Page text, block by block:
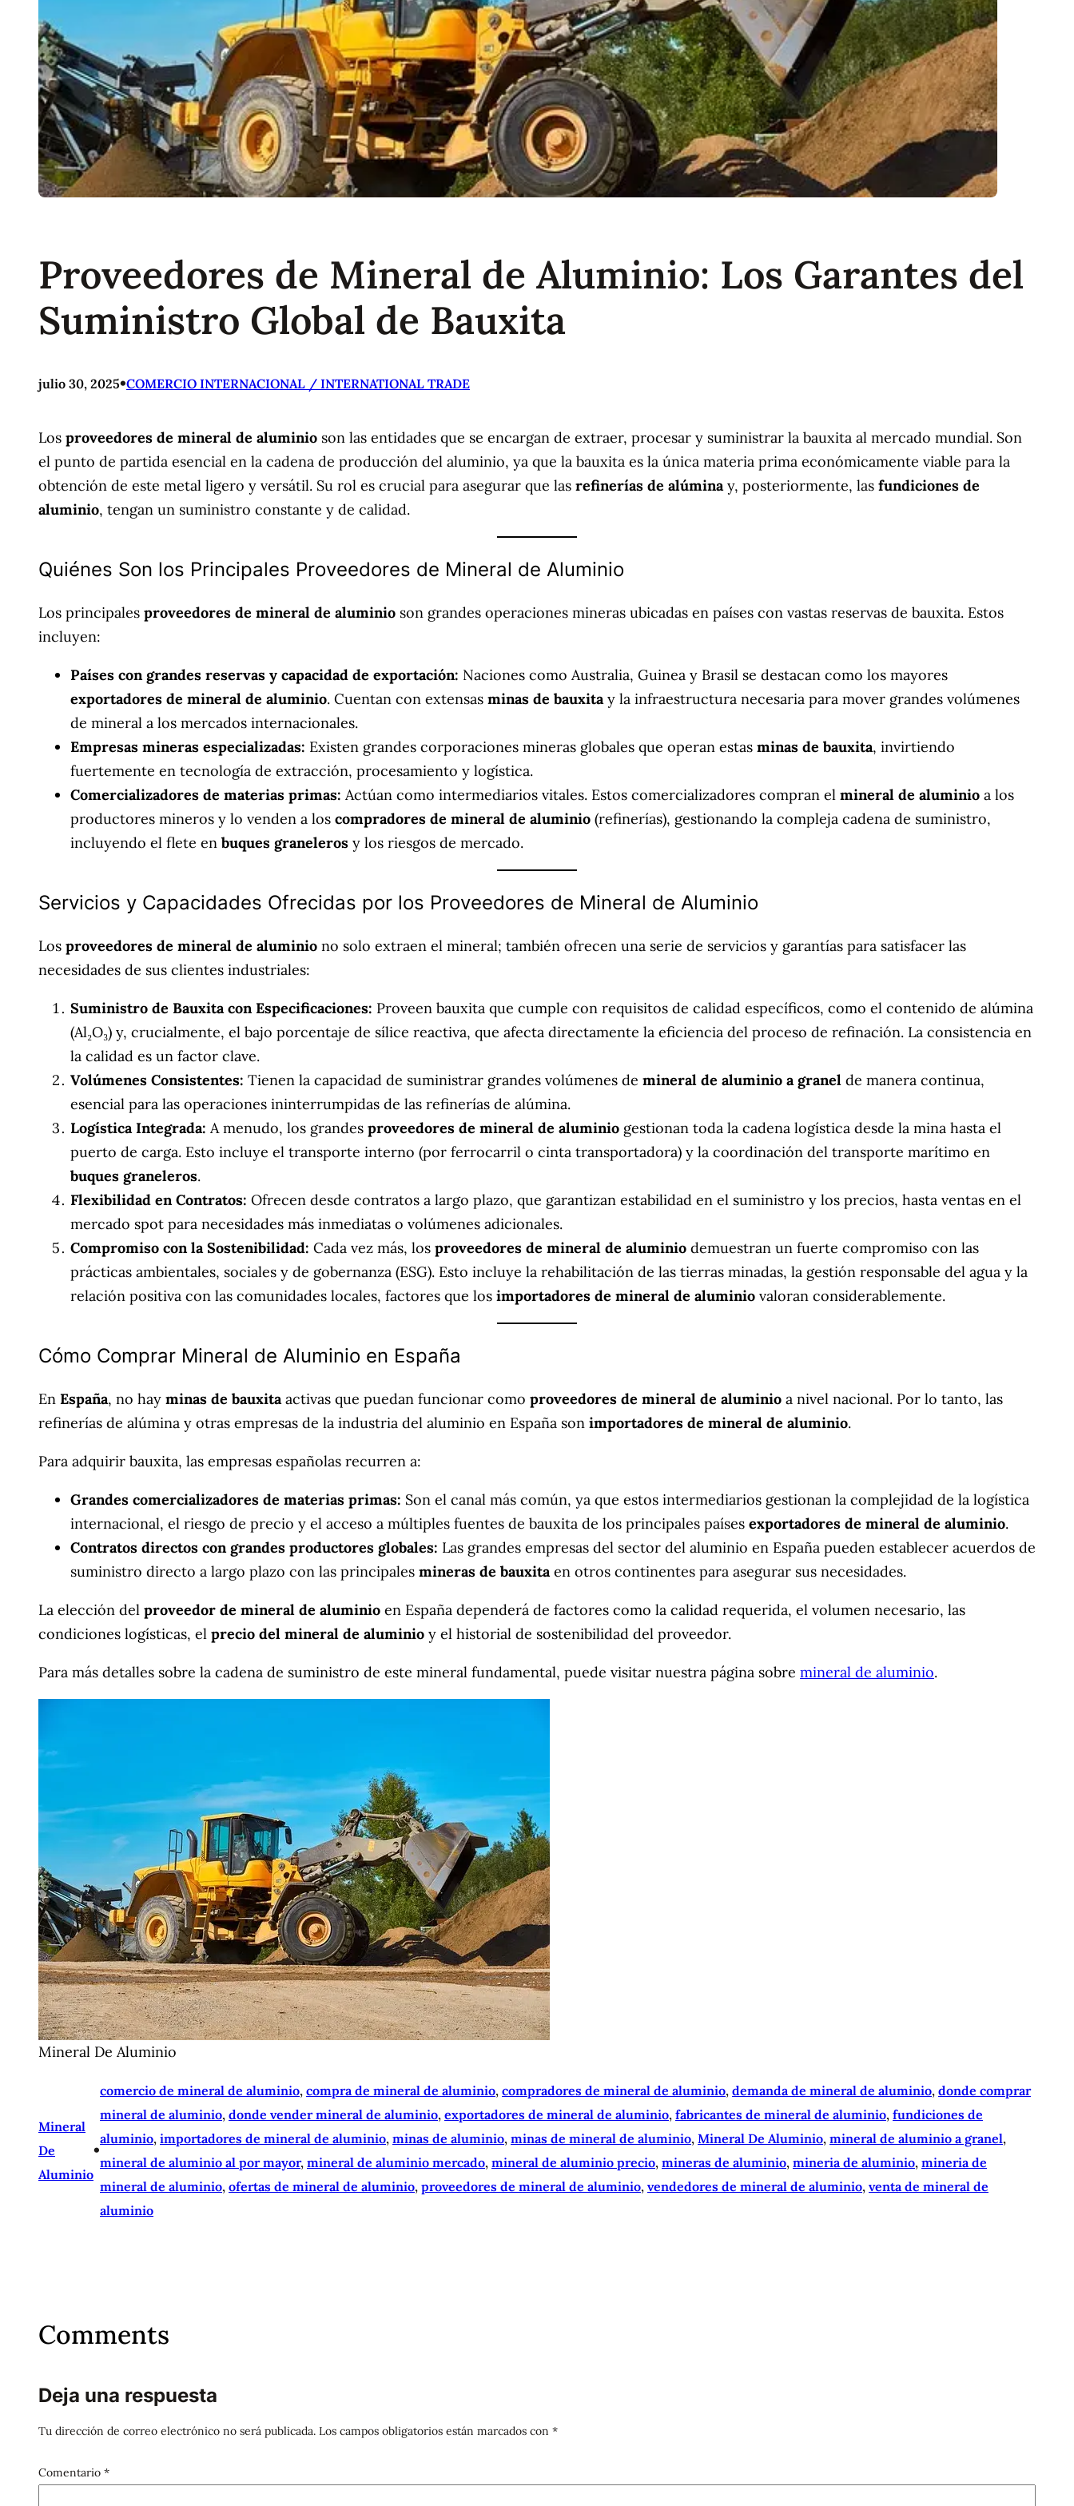
Proveedores de Mineral de Aluminio: Los Garantes del
Suministro Global de Bauxita
julio 30, 2025•COMERCIO INTERNACIONAL / INTERNATIONAL TRADE
Los proveedores de mineral de aluminio son las entidades que se encargan de extraer, procesar y suministrar la bauxita al mercado mundial. Son
el punto de partida esencial en la cadena de producción del aluminio, ya que la bauxita es la única materia prima económicamente viable para la
obtención de este metal ligero y versátil. Su rol es crucial para asegurar que las refinerías de alúminay, posteriormente, las fundiciones de
aluminio, tengan un suministro constante y de calidad.
Quiénes Son los Principales Proveedores de Mineral de Aluminio
Los principales proveedores de mineral de aluminio son grandes operaciones mineras ubicadas en países con vastas reservas de bauxita. Estos
incluyen:
Países con grandes reservas y capacidad de exportación: Naciones como Australia, Guinea y Brasil se destacan como los mayores
exportadores de mineral de aluminio. Cuentan con extensas minas de bauxitay la infraestructura necesaria para mover grandes volúmenes
de mineral a los mercados internacionales.
Empresas mineras especializadas: Existen grandes corporaciones mineras globales que operan estas minas de bauxita, invirtiendo
fuertemente en tecnología de extracción, procesamiento y logística.
Comercializadores de materias primas: Actúan como intermediarios vitales. Estos comercializadores compran el mineral de aluminio a los
productores mineros y lo venden a los compradores de mineral de aluminio (refinerías), gestionando la compleja cadena de suministro,
incluyendo el flete en buques graneleros y los riesgos de mercado.
Servicios y Capacidades Ofrecidas por los Proveedores de Mineral de Aluminio
Los proveedores de mineral de aluminio no solo extraen el mineral; también ofrecen una serie de servicios y garantías para satisfacer las
necesidades de sus clientes industriales:
Suministro de Bauxita con Especificaciones: Proveen bauxita que cumple con requisitos de calidad específicos, como el contenido de alúmina
(Al₂O₃) y, crucialmente, el bajo porcentaje de sílice reactiva, que afecta directamente la eficiencia del proceso de refinación. La consistencia en
la calidad es un factor clave.
Volúmenes Consistentes: Tienen la capacidad de suministrar grandes volúmenes de mineral de aluminio a granel de manera continua,
esencial para las operaciones ininterrumpidas de las refinerías de alúmina.
Logística Integrada: A menudo, los grandes proveedores de mineral de aluminio gestionan toda la cadena logística desde la mina hasta el
puerto de carga. Esto incluye el transporte interno (por ferrocarril o cinta transportadora) y la coordinación del transporte marítimo en
buques graneleros.
Flexibilidad en Contratos: Ofrecen desde contratos a largo plazo, que garantizan estabilidad en el suministro y los precios, hasta ventas en el
mercado spot para necesidades más inmediatas o volúmenes adicionales.
Compromiso con la Sostenibilidad: Cada vez más, los proveedores de mineral de aluminio demuestran un fuerte compromiso con las
prácticas ambientales, sociales y de gobernanza (ESG). Esto incluye la rehabilitación de las tierras minadas, la gestión responsable del agua y la
relación positiva con las comunidades locales, factores que los importadores de mineral de aluminio valoran considerablemente.
Cómo Comprar Mineral de Aluminio en España
En España, no hay minas de bauxitaactivas que puedan funcionar como proveedores de mineral de aluminio a nivel nacional. Por lo tanto, las
refinerías de alúmina y otras empresas de la industria del aluminio en España son importadores de mineral de aluminio.
Para adquirir bauxita, las empresas españolas recurren a:
Grandes comercializadores de materias primas: Son el canal más común, ya que estos intermediarios gestionan la complejidad de la logística
internacional, el riesgo de precio y el acceso a múltiples fuentes de bauxita de los principales países exportadores de mineral de aluminio.
Contratos directos con grandes productores globales: Las grandes empresas del sector del aluminio en España pueden establecer acuerdos de
suministro directo a largo plazo con las principales mineras de bauxitaen otros continentes para asegurar sus necesidades.
La elección del proveedor de mineral de aluminio en España dependerá de factores como la calidad requerida, el volumen necesario, las
condiciones logísticas, el precio del mineral de aluminio y el historial de sostenibilidad del proveedor.
Para más detalles sobre la cadena de suministro de este mineral fundamental, puede visitar nuestra página sobre mineral de aluminio.
Mineral De Aluminio
Mineral
De
Aluminio
•
comercio de mineral de aluminio, compra de mineral de aluminio, compradores de mineral de aluminio, demanda de mineral de aluminio, donde comprar
mineral de aluminio, donde vender mineral de aluminio, exportadores de mineral de aluminio, fabricantes de mineral de aluminio, fundiciones de
aluminio, importadores de mineral de aluminio, minas de aluminio, minas de mineral de aluminio, Mineral De Aluminio, mineral de aluminio a granel
mineral de aluminio al por mayor, mineral de aluminio mercado, mineral de aluminio precio, mineras de aluminio, mineria de aluminio, mineria de
mineral de aluminio, ofertas de mineral de aluminio, proveedores de mineral de aluminio, vendedores de mineral de aluminio, venta de mineral de
aluminio
Comments
Deja una respuesta
Tu dirección de correo electrónico no será publicada. Los campos obligatorios están marcados con *
Comentario *